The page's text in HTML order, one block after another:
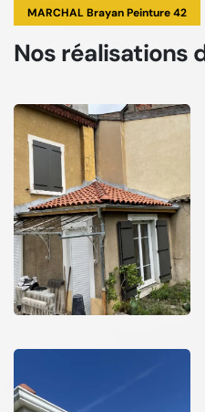
MARCHAL Brayan Peinture 42
Nos réalisations